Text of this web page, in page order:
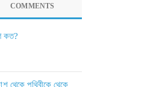
COMMENTS
কত?
থেকে পৃথিবীকে থেকে